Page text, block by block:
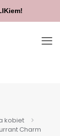
kobiet
Charm